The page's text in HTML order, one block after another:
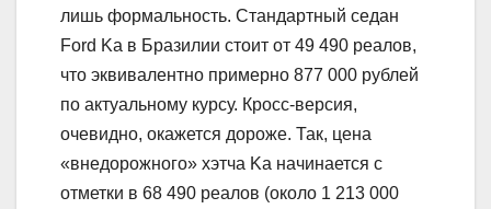
лишь формальность. Стандартный седан
Ford Ka в Бразилии стоит от 49 490 реалов,
что эквивалентно примерно 877 000 рублей
по актуальному курсу. Кросс-версия,
очевидно, окажется дороже. Так, цена
«внедорожного» хэтча Ka начинается с
отметки в 68 490 реалов (около 1 213 000